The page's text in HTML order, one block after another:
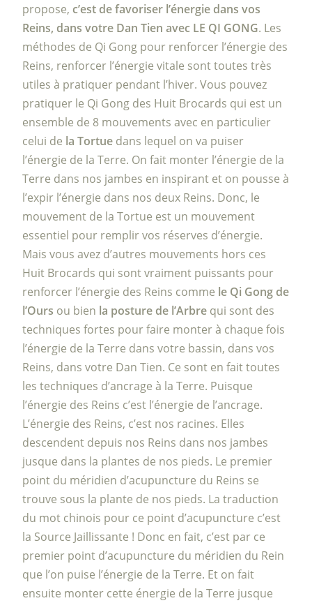
propose, c’est de favoriser l’énergie dans vos
Reins, dans votre Dan Tien avec LE QI GONG. Les
méthodes de Qi Gong pour renforcer l’énergie des
Reins, renforcer l’énergie vitale sont toutes très
utiles à pratiquer pendant l’hiver. Vous pouvez
pratiquer le Qi Gong des Huit Brocards qui est un
ensemble de 8 mouvements avec en particulier
celui de la Tortue dans lequel on va puiser
l’énergie de la Terre. On fait monter l’énergie de la
Terre dans nos jambes en inspirant et on pousse à
l’expir l’énergie dans nos deux Reins. Donc, le
mouvement de la Tortue est un mouvement
essentiel pour remplir vos réserves d’énergie.
Mais vous avez d’autres mouvements hors ces
Huit Brocards qui sont vraiment puissants pour
renforcer l’énergie des Reins comme le Qi Gong de
l’Ours ou bien la posture de l’Arbre qui sont des
techniques fortes pour faire monter à chaque fois
l’énergie de la Terre dans votre bassin, dans vos
Reins, dans votre Dan Tien. Ce sont en fait toutes
les techniques d’ancrage à la Terre. Puisque
l’énergie des Reins c’est l’énergie de l’ancrage.
L’énergie des Reins, c’est nos racines. Elles
descendent depuis nos Reins dans nos jambes
jusque dans la plantes de nos pieds. Le premier
point du méridien d’acupuncture du Reins se
trouve sous la plante de nos pieds. La traduction
du mot chinois pour ce point d’acupuncture c’est
la Source Jaillissante ! Donc en fait, c’est par ce
premier point d’acupuncture du méridien du Rein
que l’on puise l’énergie de la Terre. Et on fait
ensuite monter cette énergie de la Terre jusque